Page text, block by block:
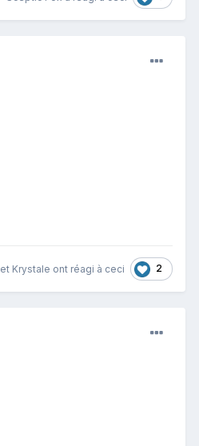
et Krystale ont réagi à ceci 2